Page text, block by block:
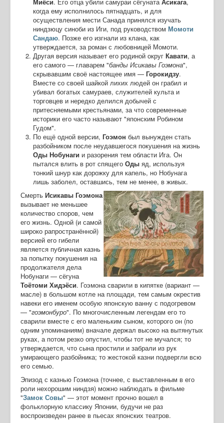
когда ему исполнилось пятнадцать, и для
осуществления мести Санада принялся изучать
ниндзюцу синоби из Иги, под руководством Момоти
Сандаю. Позже его изгнали из клана, как
утверждается, за роман с любовницей Момоти.
Другая версия называет его родиной округ Кавати, а
его самого — главарем "банды Исикавы Гоэмона",
скрывавшим своё настоящее имя — Горокидзу.
Вместе со своей шайкой лихих людей он грабил и
убивал богатых самураев, служителей культа и
торговцев и нередко делился добычей с
притесняемыми крестьянами, за что современные
историки его часто называют "японским Робином
Гудом".
По ещё одной версии, Гоэмон был вынужден стать
разбойником после неудавшегося покушения на жизнь
Оды Нобунаги и разорения тем области Ига. Он
пытался влить в рот спящего Оды яд, используя
тонкий шнур как дорожку для капель, но Нобунага
лишь заболел, оставшись, тем не менее, в живых.
Смерть Исикавы Гоэмона
вызывает не меньшее
количество споров, чем
его жизнь. Одной (и самой
широко рапространённой)
версией его гибели
является публичная казнь
за попытку покушения на
продолжателя дела
Нобунаги — сёгуна
Тоётоми Хидэёси. Гоэмона сварили в кипятке (вариант —
масле) в большом котле на площади, тем самым окрестив
навеки его именем особую японскую ванну с подогревом
— "гоэмонбуро". По многочисленным легендам его то
сварили вместе с его маленьким сыном, которого он (по
одним упоминаниям) вначале держал высоко на вытянутых
руках, а потом резко опустил, чтобы тот не мучался; то
утверждается, что сына простили и забрали из рук
умирающего разбойника; то жестокой казни подвергли всю
его семью.
Эпизод с казнью Гоэмона (точнее, с выставленным в его
роли нехорошим ниндзя) можно наблюдать в фильме
"Замок Совы" — этот момент прочно вошел в
фольклорную классику Японии, будучи не раз
воспроизведен ранее в пьесах японских театров.